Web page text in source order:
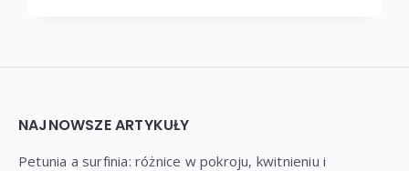
Widgets
NAJNOWSZE ARTYKUŁY
Petunia a surfinia: różnice w pokroju, kwitnieniu i